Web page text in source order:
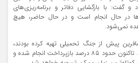
گفت: با بازگشایی دفاتر و برنامه‌ریزی‌های
در حال انجام است و در حال حاضر، هیچ
نمی‌شود.
پیش از جنگ تحمیلی تهیه کرده بودند،
مشمول استرداد وجه هستند. تاکنون حدود ۸۵ درصد بازپرداخت انجام شده و